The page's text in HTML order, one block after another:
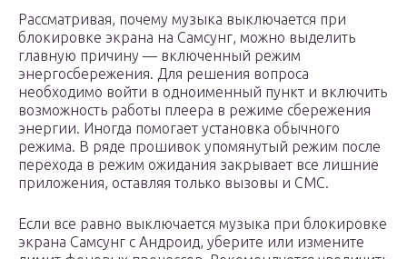
Рассматривая, почему музыка выключается при
блокировке экрана на Самсунг, можно выделить
главную причину — включенный режим
энергосбережения. Для решения вопроса
необходимо войти в одноименный пункт и включить
возможность работы плеера в режиме сбережения
энергии. Иногда помогает установка обычного
режима. В ряде прошивок упомянутый режим после
перехода в режим ожидания закрывает все лишние
приложения, оставляя только вызовы и СМС.
Если все равно выключается музыка при блокировке
экрана Самсунг с Андроид, уберите или измените